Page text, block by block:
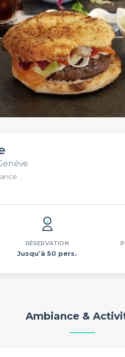
RÉSERVATION
Jusqu’à 50 pers.
Ambiance &